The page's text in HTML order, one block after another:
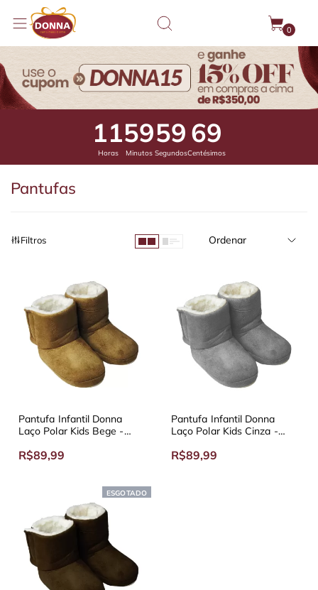
0
11
Horas
59
Minutos
59
Segundos
49
Centésimos
Pantufas
Filtros Ordenar
Pantufa Infantil Donna
Laço Polar Kids Bege -
R$89,99
Pantufa Infantil Donna
Laço Polar Kids Cinza -
R$89,99
ESGOTADO